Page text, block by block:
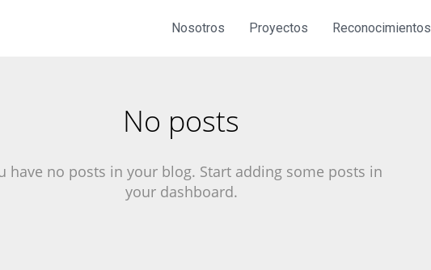
Nosotros Proyectos Reconocimientos
No posts
have no posts in your blog. Start adding some posts in
your dashboard.